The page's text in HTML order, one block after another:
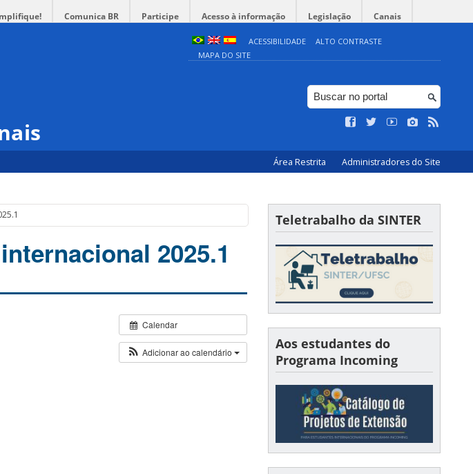
Comunica BR Participe Acesso à informação Legislação Canais
ACESSIBILIDADE
ALTO CONTRASTE
MAPA DO SITE
Área Restrita Administradores do Site
2025.1
Calendar
Adicionar ao calendário
Teletrabalho da SINTER
Aos estudantes do
Programa Incoming